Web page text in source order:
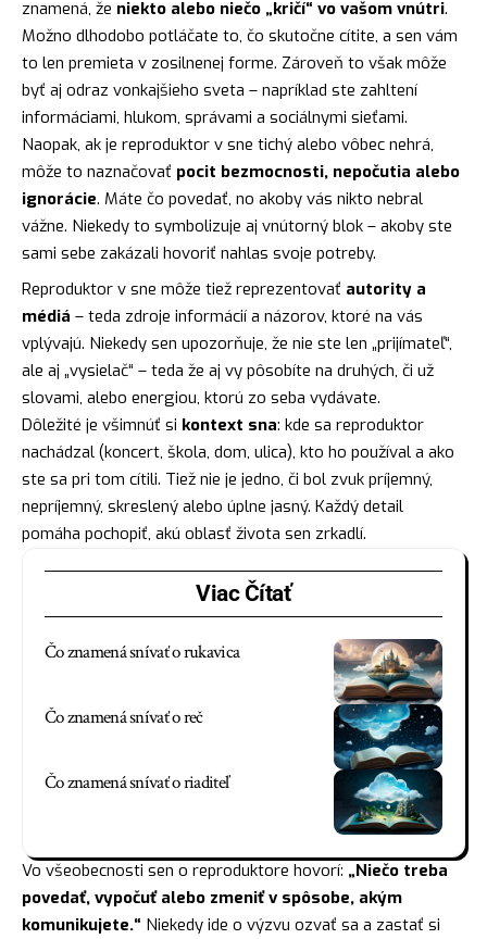
znamená, že niekto alebo niečo „kričí“ vo vašom vnútri.
Možno dlhodobo potláčate to, čo skutočne cítite, a sen vám
to len premieta v zosilnenej forme. Zároveň to však môže
byť aj odraz vonkajšieho sveta – napríklad ste zahltení
informáciami, hlukom, správami a sociálnymi sieťami.
Naopak, ak je reproduktor v sne tichý alebo vôbec nehrá,
môže to naznačovať pocit bezmocnosti, nepočutia alebo
ignorácie. Máte čo povedať, no akoby vás nikto nebral
vážne. Niekedy to symbolizuje aj vnútorný blok – akoby ste
sami sebe zakázali hovoriť nahlas svoje potreby.
Reproduktor v sne môže tiež reprezentovať autority a
médiá – teda zdroje informácií a názorov, ktoré na vás
vplývajú. Niekedy sen upozorňuje, že nie ste len „prijímateľ“,
ale aj „vysielač“ – teda že aj vy pôsobíte na druhých, či už
slovami, alebo energiou, ktorú zo seba vydávate.
Dôležité je všimnúť si kontext sna: kde sa reproduktor
nachádzal (koncert, škola, dom, ulica), kto ho používal a ako
ste sa pri tom cítili. Tiež nie je jedno, či bol zvuk príjemný,
nepríjemný, skreslený alebo úplne jasný. Každý detail
pomáha pochopiť, akú oblasť života sen zrkadlí.
Viac Čítať
Čo znamená snívať o rukavica
Čo znamená snívať o reč
Čo znamená snívať o riaditeľ
Vo všeobecnosti sen o reproduktore hovorí: „Niečo treba
povedať, vypočuť alebo zmeniť v spôsobe, akým
komunikujete.“ Niekedy ide o výzvu ozvať sa a zastať si